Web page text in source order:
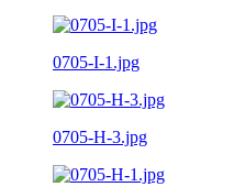
0705-I-1.jpg
0705-H-3.jpg